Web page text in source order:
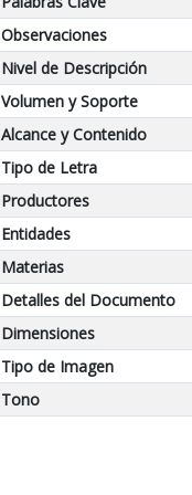
Observaciones
Nivel de Descripción
Volumen y Soporte
Alcance y Contenido
Tipo de Letra
Productores
Entidades
Materias
Detalles del Documento
Dimensiones
Tipo de Imagen
Tono